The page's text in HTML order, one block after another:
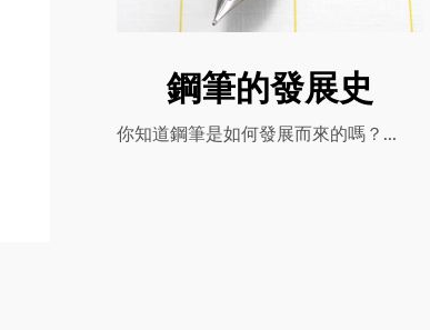
鋼筆的發展史
你知道鋼筆是如何發展而來的嗎？...